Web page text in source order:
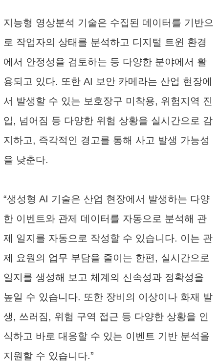
지능형 영상분석 기술은 수집된 데이터를 기반으
로 작업자의 상태를 분석하고 디지털 트윈 환경
에서 안정성을 검토하는 등 다양한 분야에서 활
용되고 있다. 또한 AI 보안 카메라는 산업 현장에
서 발생할 수 있는 보호장구 미착용, 위험지역 진
입, 넘어짐 등 다양한 위험 상황을 실시간으로 감
지하고, 즉각적인 경고를 통해 사고 발생 가능성
을 낮춘다.
“생성형 AI 기술은 산업 현장에서 발생하는 다양
한 이벤트와 관제 데이터를 자동으로 분석해 관
제 일지를 자동으로 작성할 수 있습니다. 이는 관
제 요원의 업무 부담을 줄이는 한편, 실시간으로
일지를 생성해 보고 체계의 신속성과 정확성을
높일 수 있습니다. 또한 장비의 이상이나 화재 발
생, 쓰러짐, 위험 구역 접근 등 다양한 상황을 인
식하고 바로 대응할 수 있는 이벤트 기반 분석을
지원할 수 있습니다.”